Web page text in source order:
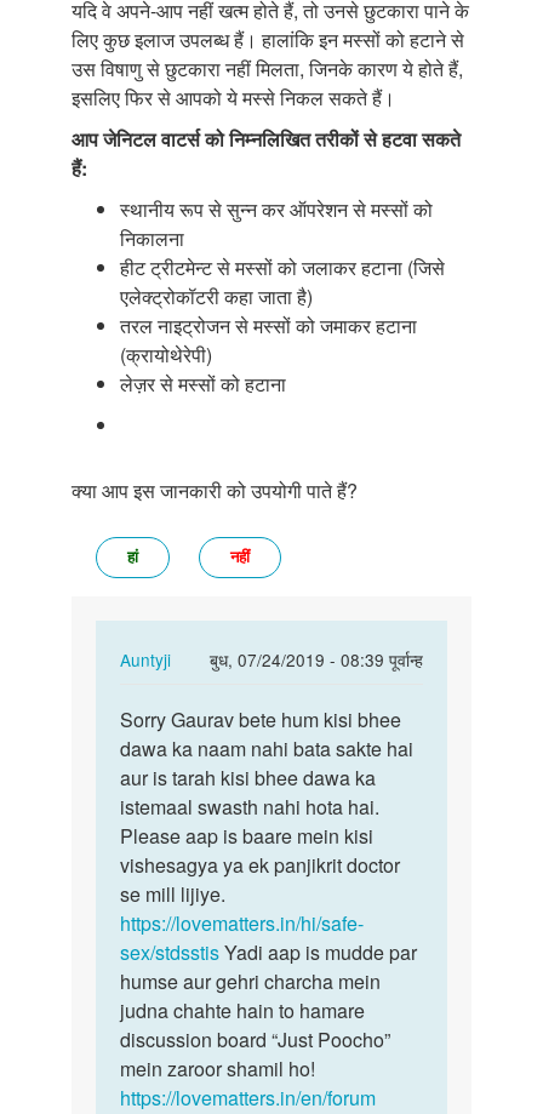
यदि वे अपने-आप नहीं खत्म होते हैं, तो उनसे छुटकारा पाने के
लिए कुछ इलाज उपलब्ध हैं। हालांकि इन मस्सों को हटाने से
उस विषाणु से छुटकारा नहीं मिलता, जिनके कारण ये होते हैं,
इसलिए फिर से आपको ये मस्से निकल सकते हैं।
आप जेनिटल वाटर्स को निम्नलिखित तरीकों से हटवा सकते
हैं:
स्थानीय रूप से सुन्न कर ऑपरेशन से मस्सों को
निकालना
हीट ट्रीटमेन्ट से मस्सों को जलाकर हटाना (जिसे
एलेक्ट्रोकॉटरी कहा जाता है)
तरल नाइट्रोजन से मस्सों को जमाकर हटाना
(क्रायोथेरेपी)
लेज़र से मस्सों को हटाना
क्या आप इस जानकारी को उपयोगी पाते हैं?
हां नहीं
Auntyji
बुध, 07/24/2019 - 08:39 पूर्वान्ह
In
to
Mere
ling
k
uper
msse
ho…
by
Gaurav
Sorry
Gaurav
bete
hum
kisi…
Sorry Gaurav bete hum kisi bhee
dawa ka naam nahi bata sakte hai
aur is tarah kisi bhee dawa ka
istemaal swasth nahi hota hai.
Please aap is baare mein kisi
vishesagya ya ek panjikrit doctor
se mill lijiye.
https://lovematters.in/hi/safe-
sex/stdsstisYadi aap is mudde par
humse aur gehri charcha mein
judna chahte hain to hamare
discussion board “Just Poocho”
mein zaroor shamil ho!
https://lovematters.in/en/forum